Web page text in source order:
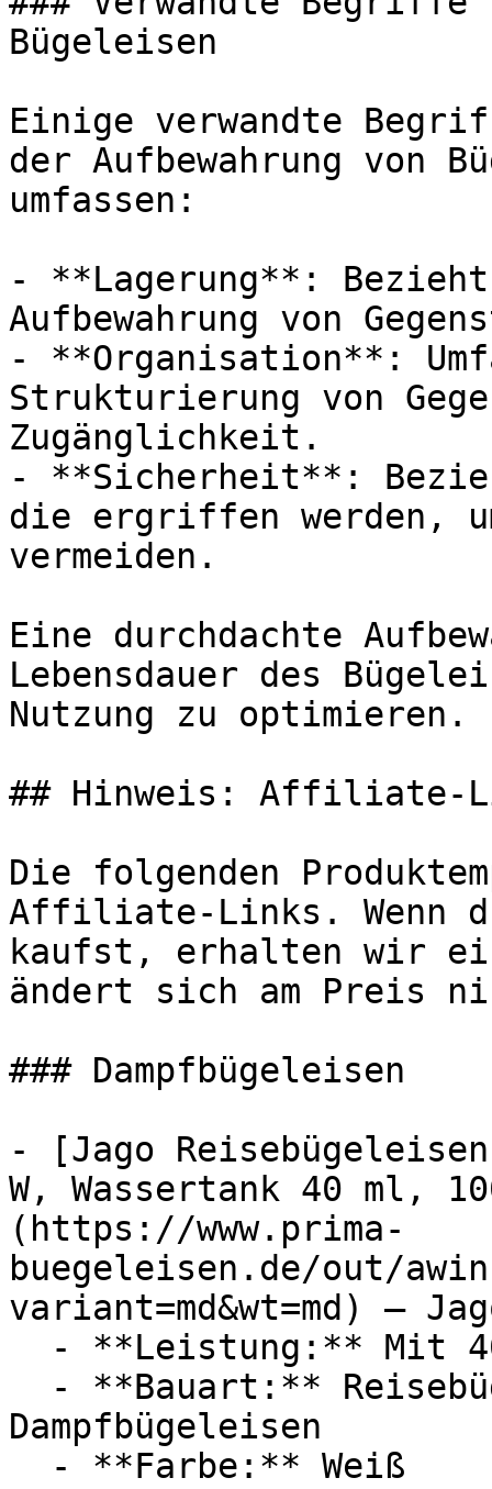
Bügeleisen
Einige verwandte
der Aufbewahrung von
umfassen:
- **Lagerung**:
Aufbewahrung von
- **Organisation**:
Strukturierung von
Zugänglichkeit.
- **Sicherheit**:
die ergriffen werden,
vermeiden.
Eine durchdachte
Lebensdauer des
Nutzung zu optimieren.
## Hinweis: Affiliate-
Die folgenden
Affiliate-Links. Wenn
kaufst, erhalten wir
ändert sich am Preis
### Dampfbügeleisen
- [Jago
W, Wassertank 40 ml,
(https://www.prima-
buegeleisen.de/out/
variant=md&wt=md) —
Dampfbügeleisen